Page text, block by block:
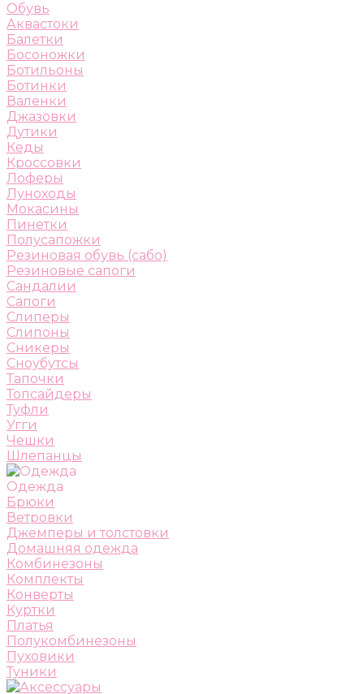
Обувь
Аквастоки
Балетки
Босоножки
Ботильоны
Ботинки
Валенки
Джазовки
Дутики
Кеды
Кроссовки
Лоферы
Луноходы
Мокасины
Пинетки
Полусапожки
Резиновая обувь (сабо)
Резиновые сапоги
Сандалии
Сапоги
Слиперы
Слипоны
Сникеры
Сноубутсы
Тапочки
Топсайдеры
Туфли
Угги
Чешки
Шлепанцы
Одежда
Брюки
Ветровки
Джемперы и толстовки
Домашняя одежда
Комбинезоны
Комплекты
Конверты
Куртки
Платья
Полукомбинезоны
Пуховики
Туники